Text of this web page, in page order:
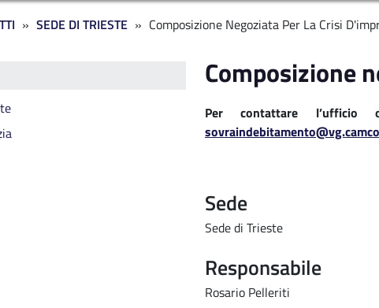
pane
SEDE DI TRIESTE Composizione Negoziata Per La Crisi
Composizione
Per contattare
Sede
Sede di Trieste
Responsabile
Rosario Pelleriti